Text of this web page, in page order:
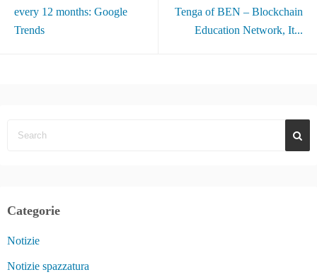
every 12 months: Google
Trends
Tenga of BEN – Blockchain
Education Network, It...
Categorie
Notizie
Notizie spazzatura